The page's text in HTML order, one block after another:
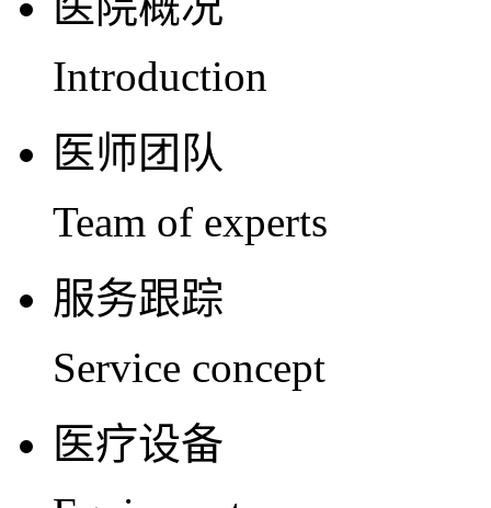
Introduction
医师团队
Team of experts
服务跟踪
Service concept
医疗设备